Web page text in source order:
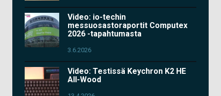
Video: io-techin
messuosastoraportit Computex
2026 -tapahtumasta
3.6.2026
Video: Testissä Keychron K2 HE
All-Wood